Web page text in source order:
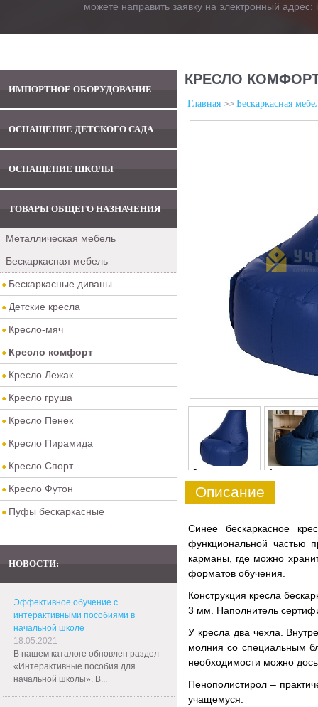
можете направить заявку на электронный адрес:
ИМПОРТНОЕ ОБОРУДОВАНИЕ
ОСНАЩЕНИЕ ДЕТСКОГО САДА
ОСНАЩЕНИЕ ШКОЛЫ
ТОВАРЫ ОБЩЕГО НАЗНАЧЕНИЯ
Металлическая мебель
Бескаркасная мебель
Бескаркасные диваны
Детские кресла
Кресло-мяч
Кресло комфорт
Кресло Лежак
Кресло груша
Кресло Пенек
Кресло Пирамида
Кресло Спорт
Кресло Футон
Пуфы бескаркасные
НОВОСТИ:
Эффективное обучение с
интерактивными пособиями в
начальной школе
18.05.2021
В нашем каталоге обновлен раздел
«Интерактивные пособия для
начальной школы». В...
КРЕСЛО
Главная Бескаркасная
0 1
Описание
Синее бескаркасное
функциональной частью
карманы, где можно
форматов обучения.
Конструкция кресла
3 мм. Наполнитель
У кресла два чехла.
молния со специальным
необходимости можно
Пенополистирол –
учащемуся.